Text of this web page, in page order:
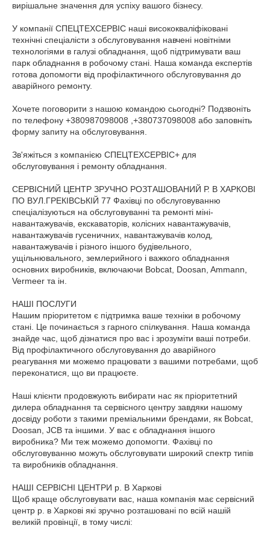
вирішальне значення для успіху вашого бізнесу.
У компанії СПЕЦТЕХСЕРВІС наші висококваліфіковані
технічні спеціалісти з обслуговування навчені новітніми
технологіями в галузі обладнання, щоб підтримувати ваш
парк обладнання в робочому стані. Наша команда експертів
готова допомогти від профілактичного обслуговування до
аварійного ремонту.
Хочете поговорити з нашою командою сьогодні? Подзвоніть
по телефону +380987098008 ,+380737098008 або заповніть
форму запиту на обслуговування.
Зв'яжіться з компанією СПЕЦТЕХСЕРВІС+ для
обслуговування і ремонту обладнання.
СЕРВІСНИЙ ЦЕНТР ЗРУЧНО РОЗТАШОВАНИЙ Р. В ХАРКОВІ
ПО ВУЛ.ГРЕКІВСЬКІЙ 77 Фахівці по обслуговуванню
спеціалізуються на обслуговуванні та ремонті міні-
навантажувачів, екскаваторів, колісних навантажувачів,
навантажувачів гусеничних, навантажувачів колод,
навантажувачів і різного іншого будівельного,
ущільнювального, землерийного і важкого обладнання
основних виробників, включаючи Bobcat, Doosan, Ammann,
Vermeer та ін.
НАШІ ПОСЛУГИ
Нашим пріоритетом є підтримка ваше техніки в робочому
стані. Це починається з гарного спілкування. Наша команда
знайде час, щоб дізнатися про вас і зрозуміти ваші потреби.
Від профілактичного обслуговування до аварійного
реагування ми можемо працювати з вашими потребами, щоб
переконатися, що ви працюєте.
Наші клієнти продовжують вибирати нас як пріоритетний
дилера обладнання та сервісного центру завдяки нашому
досвіду роботи з такими преміальними брендами, як Bobcat,
Doosan, JCB та іншими. У вас є обладнання іншого
виробника? Ми теж можемо допомогти. Фахівці по
обслуговуванню можуть обслуговувати широкий спектр типів
та виробників обладнання.
НАШІ СЕРВІСНІ ЦЕНТРИ р. В Харкові
Щоб краще обслуговувати вас, наша компанія має сервісний
центр р. в Харкові які зручно розташовані по всій нашій
великій провінції, в тому числі: